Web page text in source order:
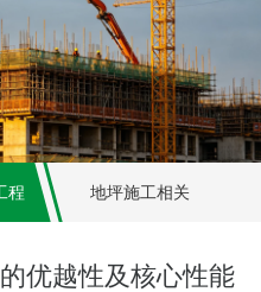
程 地坪施工相关
优越性及核心性能